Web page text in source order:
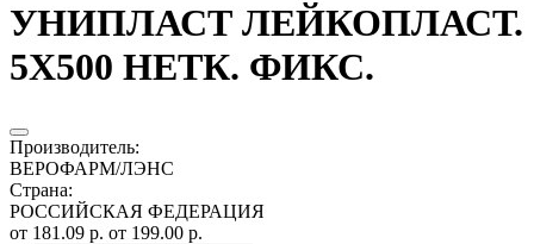
УНИПЛАСТ ЛЕЙКОПЛАСТ.
5Х500 НЕТК. ФИКС.
Производитель:
ВЕРОФАРМ/ЛЭНС
Страна:
РОССИЙСКАЯ ФЕДЕРАЦИЯ
от 181.09 р. от 199.00 р.